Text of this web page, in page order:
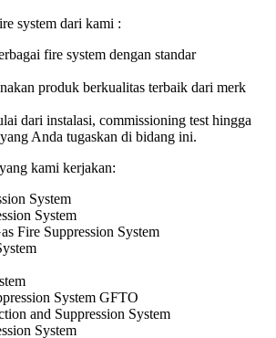
system dari kami :
fire system dengan standar
produk berkualitas terbaik dari merk
dari instalasi, commissioning test hingga
Anda tugaskan di bidang ini.
kami kerjakan:
System
System
Fire Suppression System
System GFTO
and Suppression System
System